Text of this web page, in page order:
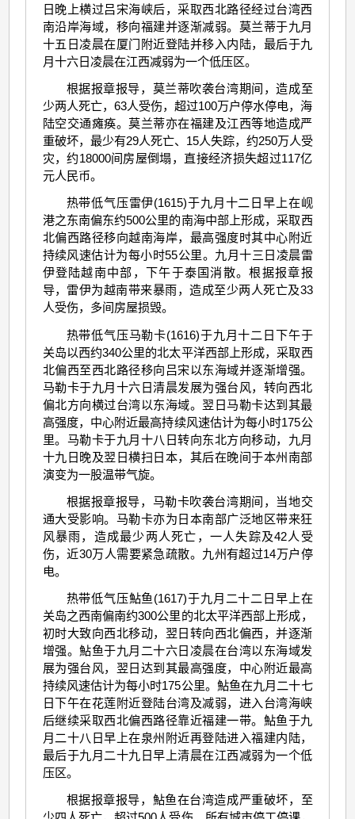
日晚上横过吕宋海峡后，采取西北路径经过台湾西
南沿岸海域，移向福建并逐渐减弱。莫兰蒂于九月
十五日凌晨在厦门附近登陆并移入内陆，最后于九
月十六日凌晨在江西减弱为一个低压区。
根据报章报导，莫兰蒂吹袭台湾期间，造成至
少两人死亡，63人受伤，超过100万户停水停电，海
陆空交通瘫痪。莫兰蒂亦在福建及江西等地造成严
重破坏，最少有29人死亡、15人失踪，约250万人受
灾，约18000间房屋倒塌，直接经济损失超过117亿
元人民币。
热带低气压雷伊(1615)于九月十二日早上在岘
港之东南偏东约500公里的南海中部上形成，采取西
北偏西路径移向越南海岸，最高强度时其中心附近
持续风速估计为每小时55公里。九月十三日凌晨雷
伊登陆越南中部，下午于泰国消散。根据报章报
导，雷伊为越南带来暴雨，造成至少两人死亡及33
人受伤，多间房屋损毁。
热带低气压马勒卡(1616)于九月十二日下午于
关岛以西约340公里的北太平洋西部上形成，采取西
北偏西至西北路径移向吕宋以东海域并逐渐增强。
马勒卡于九月十六日清晨发展为强台风，转向西北
偏北方向横过台湾以东海域。翌日马勒卡达到其最
高强度，中心附近最高持续风速估计为每小时175公
里。马勒卡于九月十八日转向东北方向移动，九月
十九日晚及翌日横扫日本，其后在晚间于本州南部
演变为一股温带气旋。
根据报章报导，马勒卡吹袭台湾期间，当地交
通大受影响。马勒卡亦为日本南部广泛地区带来狂
风暴雨，造成最少两人死亡，一人失踪及42人受
伤，近30万人需要紧急疏散。九州有超过14万户停
电。
热带低气压鮎鱼(1617)于九月二十二日早上在
关岛之西南偏南约300公里的北太平洋西部上形成，
初时大致向西北移动，翌日转向西北偏西，并逐渐
增强。鮎鱼于九月二十六日凌晨在台湾以东海域发
展为强台风，翌日达到其最高强度，中心附近最高
持续风速估计为每小时175公里。鮎鱼在九月二十七
日下午在花莲附近登陆台湾及减弱，进入台湾海峡
后继续采取西北偏西路径靠近福建一带。鮎鱼于九
月二十八日早上在泉州附近再登陆进入福建内陆，
最后于九月二十九日早上清晨在江西减弱为一个低
压区。
根据报章报导，鮎鱼在台湾造成严重破坏，至